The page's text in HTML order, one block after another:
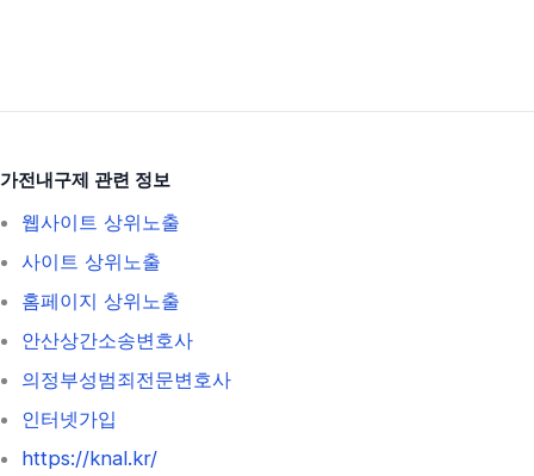
가전내구제 관련 정보
웹사이트 상위노출
사이트 상위노출
홈페이지 상위노출
안산상간소송변호사
의정부성범죄전문변호사
인터넷가입
https://knal.kr/